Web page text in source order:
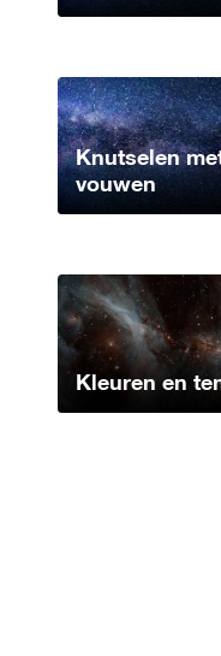
Knutselen
vouwen
Kleuren en